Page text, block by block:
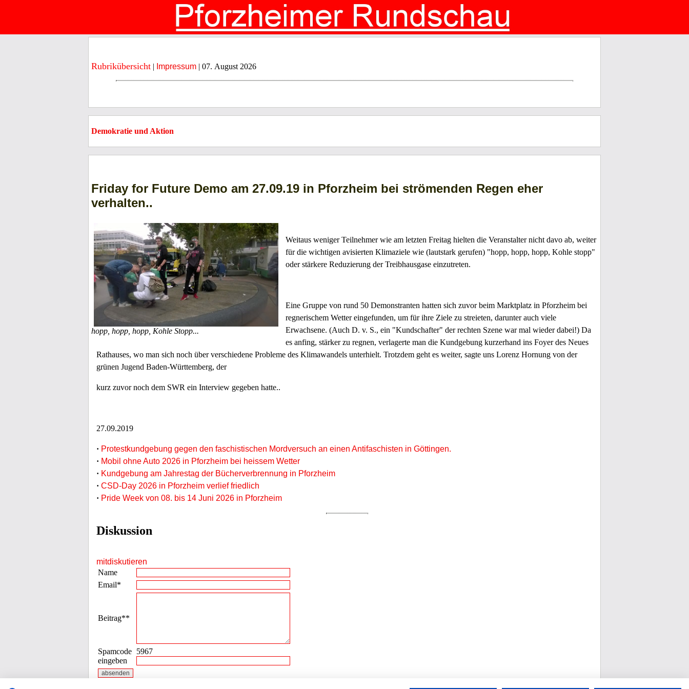
Rubrikübersicht | Impressum | 07. August 2026
Demokratie und Aktion
Friday for Future Demo am 27.09.19 in Pforzheim bei strömenden Regen eher
verhalten..
hopp, hopp, hopp, Kohle Stopp...
Weitaus weniger Teilnehmer wie am letzten Freitag hielten die Veranstalter nicht davo ab, weiter
für die wichtigen avisierten Klimaziele wie (lautstark gerufen) "hopp, hopp, hopp, Kohle stopp"
oder stärkere Reduzierung der Treibhausgase einzutreten.
Eine Gruppe von rund 50 Demonstranten hatten sich zuvor beim Marktplatz in Pforzheim bei
regnerischem Wetter eingefunden, um für ihre Ziele zu streieten, darunter auch viele
Erwachsene. (Auch D. v. S., ein "Kundschafter" der rechten Szene war mal wieder dabei!) Da
es anfing, stärker zu regnen, verlagerte man die Kundgebung kurzerhand ins Foyer des Neues
Rathauses, wo man sich noch über verschiedene Probleme des Klimawandels unterhielt. Trotzdem geht es weiter, sagte uns Lorenz Hornung von der
grünen Jugend Baden-Württemberg, der
kurz zuvor noch dem SWR ein Interview gegeben hatte..
27.09.2019
· Protestkundgebung gegen den faschistischen Mordversuch an einen Antifaschisten in Göttingen.
· Mobil ohne Auto 2026 in Pforzheim bei heissem Wetter
· Kundgebung am Jahrestag der Bücherverbrennung in Pforzheim
· CSD-Day 2026 in Pforzheim verlief friedlich
· Pride Week von 08. bis 14 Juni 2026 in Pforzheim
Diskussion
mitdiskutieren
Name
Email*
Beitrag**
Spamcode
eingeben
5967